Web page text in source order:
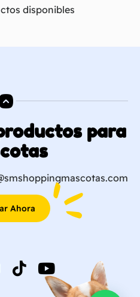
disponibles
para
Ahora